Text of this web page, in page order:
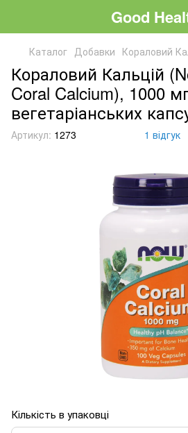
Good
Каталог Добавки Кораловий
Кораловий Кальцій
Coral Calcium), 1000
вегетаріанських
Артикул: 1273 1 відгук
Кількість в упаковці